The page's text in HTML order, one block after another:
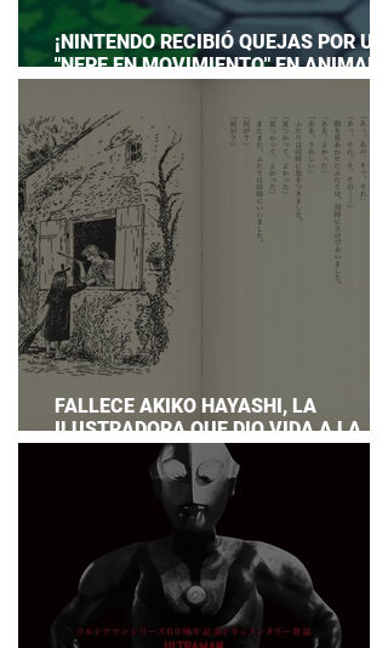
¡NINTENDO RECIBIÓ QUEJAS POR UN
"NEPE EN MOVIMIENTO" EN ANIMAL
PREPARAR UNA RESPUESTA OFICIAL!
FALLECE AKIKO HAYASHI, LA
ILUSTRADORA QUE DIO VIDA A LA
NOVELA ORIGINAL DE KIKI'S DELIVERY